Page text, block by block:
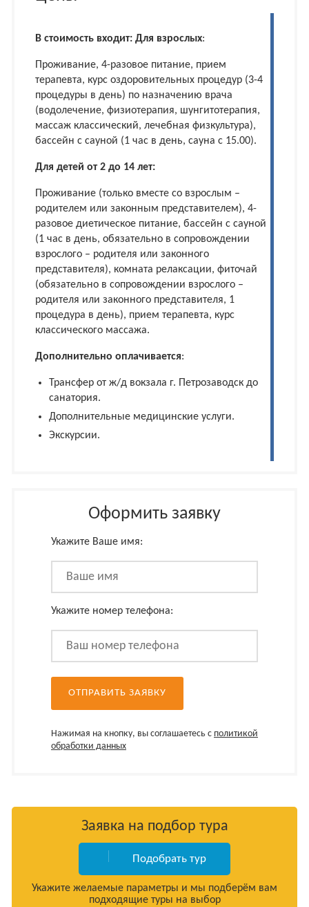
В стоимость входит: Для взрослых:
Проживание, 4-разовое питание, прием
терапевта, курс оздоровительных процедур (3-4
процедуры в день) по назначению врача
(водолечение, физиотерапия, шунгитотерапия,
массаж классический, лечебная физкультура),
бассейн с сауной (1 час в день, сауна с 15.00).
Для детей от 2 до 14 лет:
Проживание (только вместе со взрослым –
родителем или законным представителем), 4-
разовое диетическое питание, бассейн с сауной
(1 час в день, обязательно в сопровождении
взрослого – родителя или законного
представителя), комната релаксации, фиточай
(обязательно в сопровождении взрослого –
родителя или законного представителя, 1
процедура в день), прием терапевта, курс
классического массажа.
Дополнительно оплачивается:
Трансфер от ж/д вокзала г. Петрозаводск до
санатория.
Дополнительные медицинские услуги.
Экскурсии.
Оформить заявку
Укажите Ваше имя:
Укажите номер телефона:
Нажимая на кнопку, вы соглашаетесь с политикой
обработки данных
Заявка на подбор тура
Подобрать тур
Укажите желаемые параметры и мы подберём вам
подходящие туры на выбор